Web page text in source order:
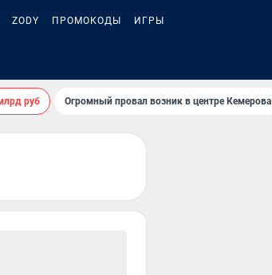
ZODY ПРОМОКОДЫ ИГРЫ
руб Огромный провал возник в центре Кемерова